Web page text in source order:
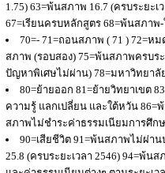
1.75) 63=พ้นสภาพ 16.7 (ครบระยะ
67=เรียนครบหลักสูตร 68=พ้นสภา
70=- 71=ถอนสภาพ ( 71 ) 72=
สภาพ (รอบสอง) 75=พ้นสภาพครบ
ปัญหาพิเศษไม่ผ่าน) 78=มหาวิทยา
80=ย้ายออก 81=ย้ายวิทยาเขต
ความรู้ แลกเปลี่ยน และใต้หวัน
สภาพไม่ชำระค่าธรรมเนียมการศึก
90=เสียชีวิต 91=พ้นสภาพไม่ผ่า
25.8 (ครบระยะเวลา 2546) 94=พ้